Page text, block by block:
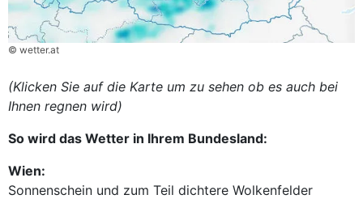
© wetter.at
(Klicken Sie auf die Karte um zu sehen ob es auch bei
Ihnen regnen wird)
So wird das Wetter in Ihrem Bundesland:
Wien:
Sonnenschein und zum Teil dichtere Wolkenfelder